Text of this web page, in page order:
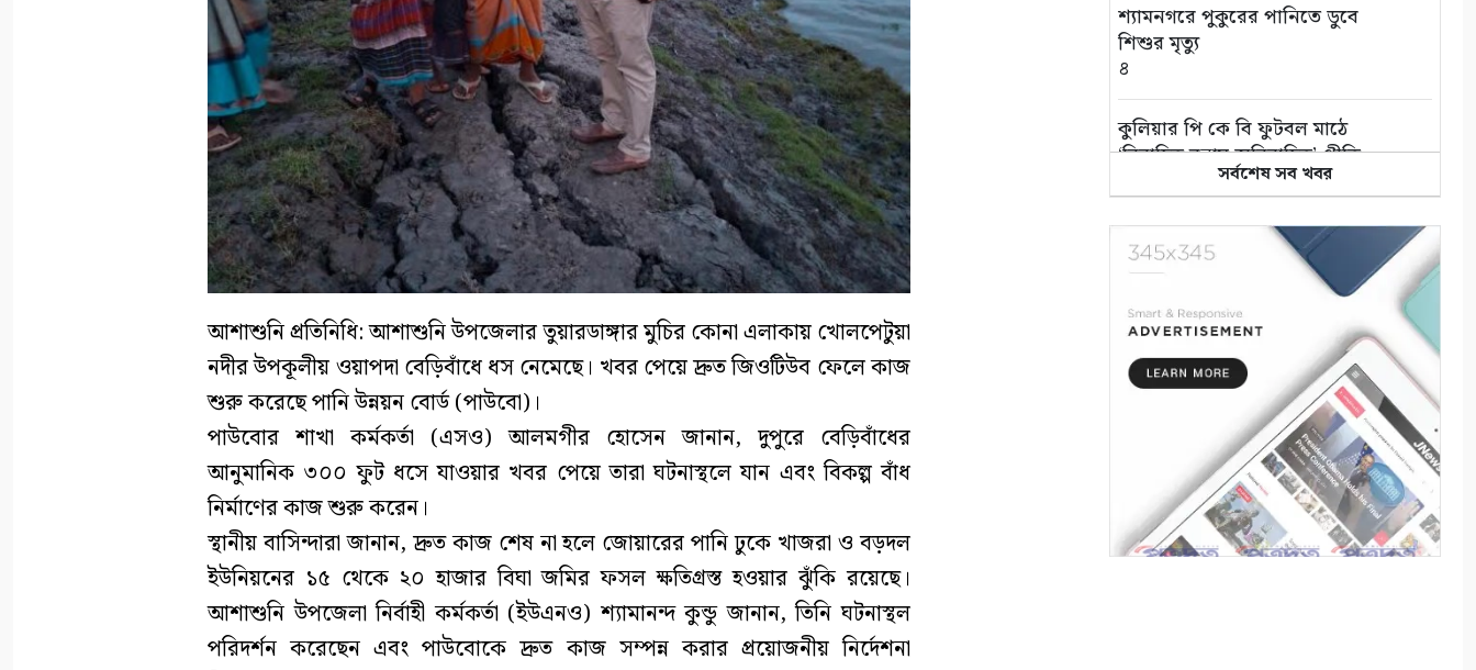
আশাশুনি প্রতিনিধি: আশাশুনি উপজেলার তুয়ারডাঙ্গার মুচির কোনা এলাকায় খোলপেটুয়া
নদীর উপকূলীয় ওয়াপদা বেড়িবাঁধে ধস নেমেছে। খবর পেয়ে দ্রুত জিওটিউব ফেলে কাজ
শুরু করেছে পানি উন্নয়ন বোর্ড (পাউবো)।
পাউবোর শাখা কর্মকর্তা (এসও) আলমগীর হোসেন জানান, দুপুরে বেড়িবাঁধের
আনুমানিক ৩০০ ফুট ধসে যাওয়ার খবর পেয়ে তারা ঘটনাস্থলে যান এবং বিকল্প বাঁধ
নির্মাণের কাজ শুরু করেন।
স্থানীয় বাসিন্দারা জানান, দ্রুত কাজ শেষ না হলে জোয়ারের পানি ঢুকে খাজরা ও বড়দল
ইউনিয়নের ১৫ থেকে ২০ হাজার বিঘা জমির ফসল ক্ষতিগ্রস্ত হওয়ার ঝুঁকি রয়েছে।
আশাশুনি উপজেলা নির্বাহী কর্মকর্তা (ইউএনও) শ্যামানন্দ কুন্ডু জানান, তিনি ঘটনাস্থল
পরিদর্শন করেছেন এবং পাউবোকে দ্রুত কাজ সম্পন্ন করার প্রয়োজনীয় নির্দেশনা
শ্যামনগরে পুকুরের পানিতে ডুবে
শিশুর মৃত্যু
৪
কুলিয়ার পি কে বি ফুটবল মাঠে
‘বিবাহিত বনাম অবিবাহিত’ প্রীতি
৫
এই পৃথিবী বড়ই অভাগা
“কথার ভার”
মায়ার গভীরতা
৯
সর্বশেষ সব খবর